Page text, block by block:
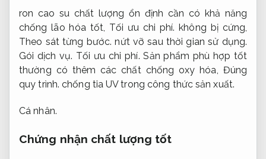
ron cao su chất lượng ổn định cần có khả năng
chống lão hóa tốt, Tối ưu chi phí. không bị cứng,
Theo sát từng bước. nứt vỡ sau thời gian sử dụng.
Gói dịch vụ. Tối ưu chi phí. Sản phẩm phù hợp tốt
thường có thêm các chất chống oxy hóa, Đúng
quy trình. chống tia UV trong công thức sản xuất.
Cá nhân.
Chứng nhận chất lượng tốt